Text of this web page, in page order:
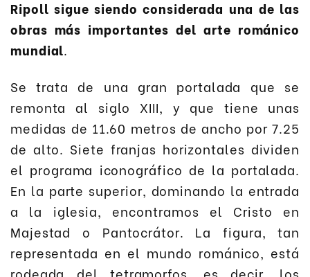
Ripoll sigue siendo considerada una de las
obras más importantes del arte románico
mundial.
Se trata de una gran portalada que se
remonta al siglo XIII, y que tiene unas
medidas de 11.60 metros de ancho por 7.25
de alto. Siete franjas horizontales dividen
el programa iconográfico de la portalada.
En la parte superior, dominando la entrada
a la iglesia, encontramos el Cristo en
Majestad o Pantocrátor. La figura, tan
representada en el mundo románico, está
rodeada del tetramorfos, es decir, los